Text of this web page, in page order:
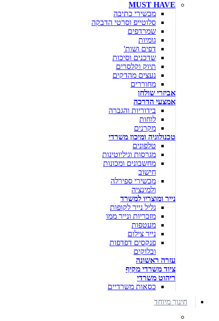
MUST HAVE
מכשירי כתיבה
סלוטייפ וסרטי הדבקה
שמרדפים
גומיות
דפים ושות'
שדכנים וסיכות
תיוק וקלסרים
נעצים מהדקים
מחוררים
אביזרי שולחן
אמצעי הדרכה
בידוריות והגברה
לוחות
מקרנים
טכנולוגיה ומיכון משרדי
טלפונים
מגרסות וגיליוטינות
מחשבונים ומכונות
חישוב
מכשירי ספירלה
ולמינציה
נייר ומוצריו למשרד
גליל נייר לקופות
מזכריות ונייר ממו
מעטפות
נייר צילום
פנקסים דפדפות
ובלוקים
עזרה ראשונה
ציוד משרדי מקיף
ריהוט משרדי
כסאות משרדיים
חינוך מיוחד